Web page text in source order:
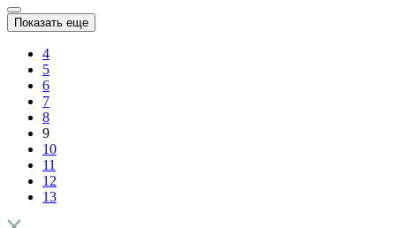
Показать еще
4
5
6
7
8
9
10
11
12
13